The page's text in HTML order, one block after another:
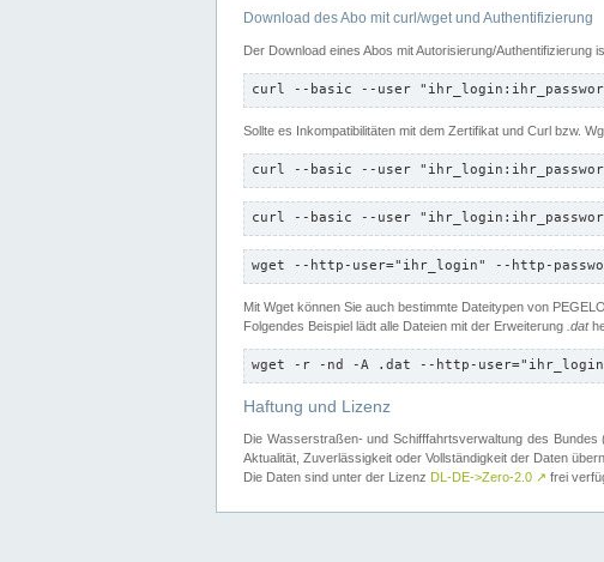
Download des Abo mit curl/wget und Authentifizierung
Der Download eines Abos mit Autorisierung/Authentifizierung
curl --basic --user
Sollte es Inkompatibilitäten mit dem Zertifikat und Curl bzw.
curl --basic --user
curl --basic --user
wget --http-user="ihr_login" --http-
Mit Wget können Sie auch bestimmte Dateitypen von
Folgendes Beispiel lädt alle Dateien mit der Erweiterung .dat
wget -r -nd -A .dat --http-
Haftung und Lizenz
Die Wasserstraßen- und Schifffahrtsverwaltung des
Aktualität, Zuverlässigkeit oder Vollständigkeit der Daten
Die Daten sind unter der Lizenz DL-DE->Zero-2.0 ↗ frei